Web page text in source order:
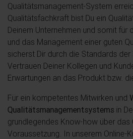
Qualitätsmanagement-System
Qualitätsfachkraft bist Du ein
Deinem Unternehmen und somit für
und das Management einer guten
sicherst Dir durch die Standards der
Vertrauen Deiner Kollegen und
Erwartungen an das Produkt bzw.
Für ein kompetentes Mitwirken und
Qualitätsmanagementsystems in
grundlegendes Know-how über
Voraussetzung. In unserem Online-